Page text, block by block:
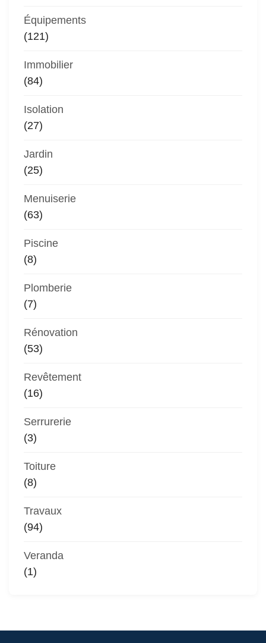
Équipements
(121)
Immobilier
(84)
Isolation
(27)
Jardin
(25)
Menuiserie
(63)
Piscine
(8)
Plomberie
(7)
Rénovation
(53)
Revêtement
(16)
Serrurerie
(3)
Toiture
(8)
Travaux
(94)
Veranda
(1)